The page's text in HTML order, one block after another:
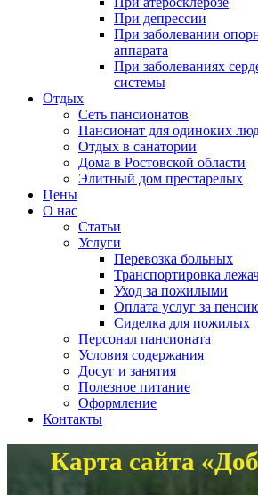
При депрессии
При заболевании
аппарата
При заболеваниях
системы
Отдых
Сеть пансионатов
Пансионат для одиноких
Отдых в санатории
Дома в Ростовской области
Элитный дом престарелых
Цены
О нас
Статьи
Услуги
Перевозка больных
Транспортировка
Уход за пожилыми
Оплата услуг за
Сиделка для пожилых
Персонал пансионата
Условия содержания
Досуг и занятия
Полезное питание
Оформление
Контакты
Карта сайта